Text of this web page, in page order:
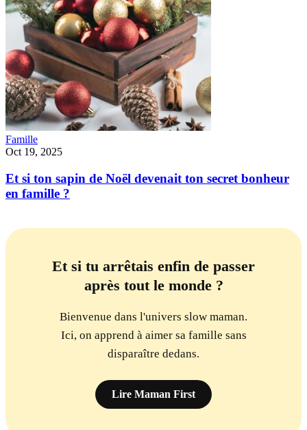
Famille
Oct 19, 2025
Et si ton sapin de Noël devenait ton secret bonheur
en famille ?
Et si tu arrêtais enfin de passer
après tout le monde ?
Bienvenue dans l'univers slow maman.
Ici, on apprend à aimer sa famille sans
disparaître dedans.
Lire Maman First